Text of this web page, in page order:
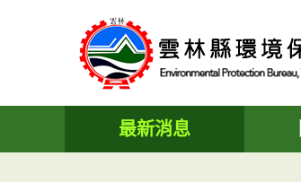
容
最新消息